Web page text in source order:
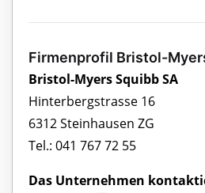
Firmenprofil Bristol-
Bristol-Myers Squibb SA
Hinterbergstrasse 16
6312 Steinhausen ZG
Tel.: 041 767 72 55
Das Unternehmen